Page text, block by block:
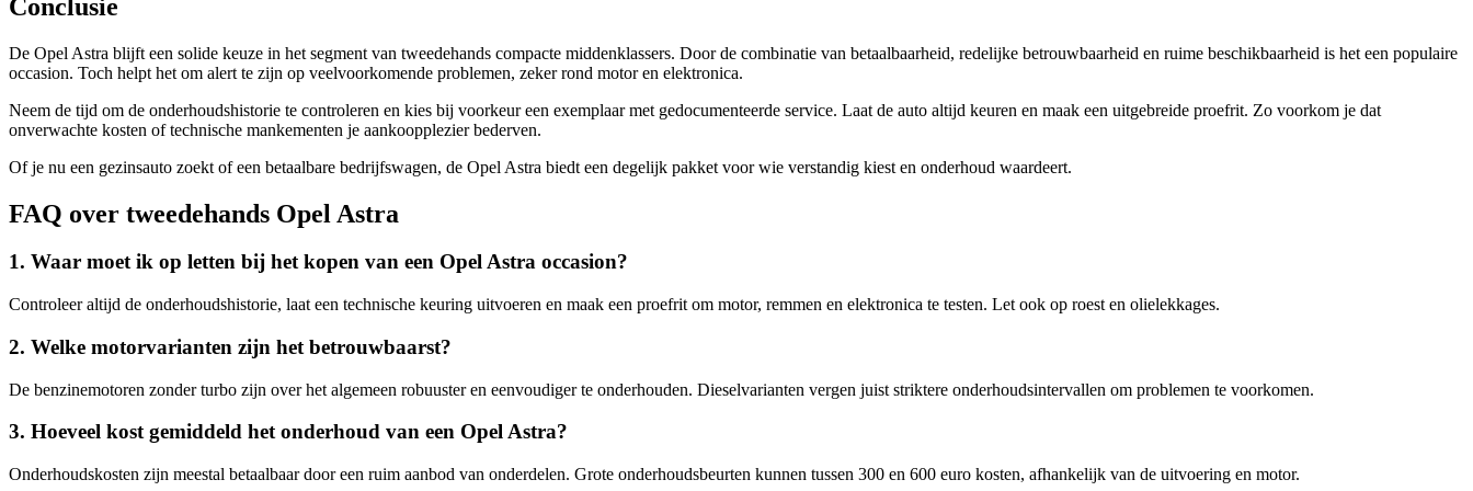
Conclusie
De Opel Astra blijft een solide keuze in het segment van tweedehands compacte middenklassers. Door de combinatie van betaalbaarheid, redelijke betrouwbaarheid en ruime beschikbaarheid is het een populaire
occasion. Toch helpt het om alert te zijn op veelvoorkomende problemen, zeker rond motor en elektronica.
Neem de tijd om de onderhoudshistorie te controleren en kies bij voorkeur een exemplaar met gedocumenteerde service. Laat de auto altijd keuren en maak een uitgebreide proefrit. Zo voorkom je dat
onverwachte kosten of technische mankementen je aankoopplezier bederven.
Of je nu een gezinsauto zoekt of een betaalbare bedrijfswagen, de Opel Astra biedt een degelijk pakket voor wie verstandig kiest en onderhoud waardeert.
FAQ over tweedehands Opel Astra
1. Waar moet ik op letten bij het kopen van een Opel Astra occasion?
Controleer altijd de onderhoudshistorie, laat een technische keuring uitvoeren en maak een proefrit om motor, remmen en elektronica te testen. Let ook op roest en olielekkages.
2. Welke motorvarianten zijn het betrouwbaarst?
De benzinemotoren zonder turbo zijn over het algemeen robuuster en eenvoudiger te onderhouden. Dieselvarianten vergen juist striktere onderhoudsintervallen om problemen te voorkomen.
3. Hoeveel kost gemiddeld het onderhoud van een Opel Astra?
Onderhoudskosten zijn meestal betaalbaar door een ruim aanbod van onderdelen. Grote onderhoudsbeurten kunnen tussen 300 en 600 euro kosten, afhankelijk van de uitvoering en motor.